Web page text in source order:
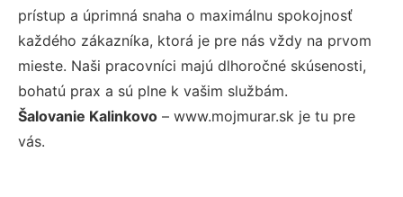
prístup a úprimná snaha o maximálnu spokojnosť
každého zákazníka, ktorá je pre nás vždy na prvom
mieste. Naši pracovníci majú dlhoročné skúsenosti,
bohatú prax a sú plne k vašim službám.
Šalovanie Kalinkovo – www.mojmurar.sk je tu pre
vás.